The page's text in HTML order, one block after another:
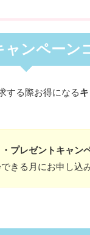
ャンペーン
する際お得になる
プレゼントキャン
きる月にお申し込